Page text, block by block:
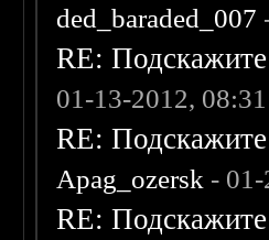
ded_baraded_007
RE:
01-13-2012,
RE:
Apag_ozersk -
RE: